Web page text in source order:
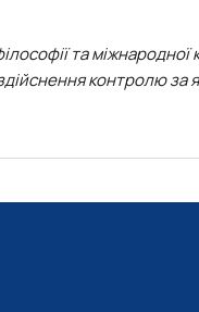
та міжнародної
контролю за